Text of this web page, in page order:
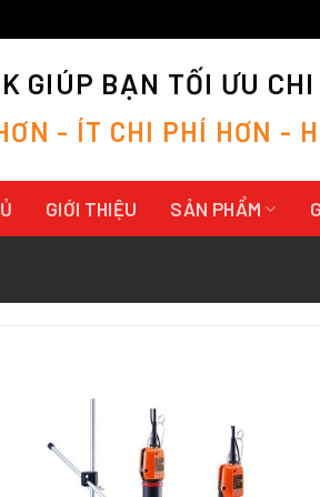
GIÚP BẠN TỐI ƯU
ƠN - ÍT CHI PHÍ HƠN - H
GIỚI THIỆU SẢN PHẨM